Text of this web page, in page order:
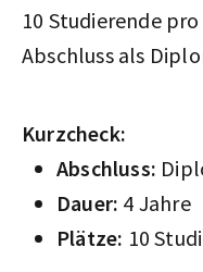
10 Studierende
Abschluss als
Kurzcheck:
Abschluss:
Dauer: 4 Jahre
Plätze: 10